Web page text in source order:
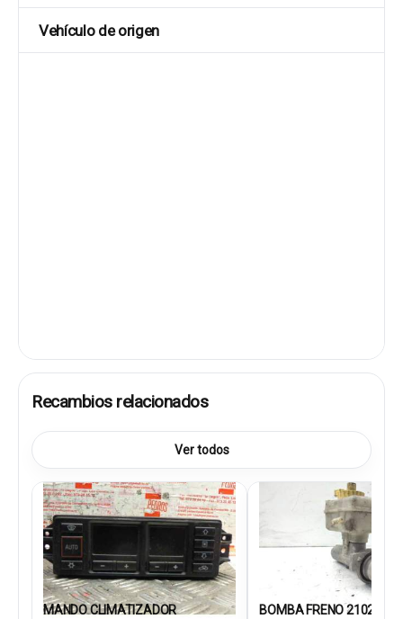
Vehículo de origen
Recambios relacionados
Ver todos
MANDO CLIMATIZADOR
BOMBA FRENO 21027099